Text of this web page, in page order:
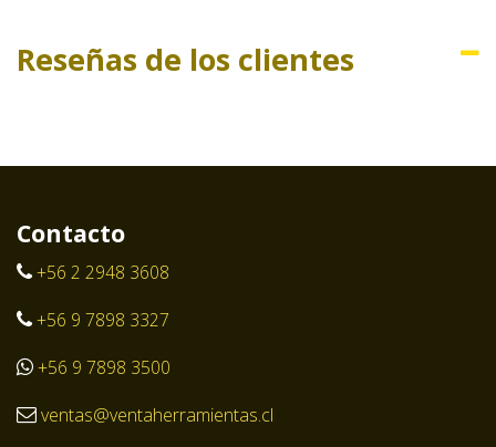
Reseñas de los clientes
Contacto
+56 2 2948 3608
+56 9 7898 3327
+56 9 7898 3500
ventas@ventaherramientas.cl